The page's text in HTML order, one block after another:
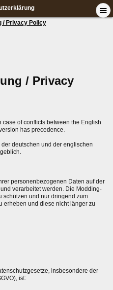
/ Privacy Policy
/ Privacy
of conflicts between the English
has precedence.
deutschen und der englischen
personenbezogenen Daten auf der
verarbeitet werden. Die Modding-
schützen und nur dringend zum
erheben und diese nicht länger zu
insbesondere der
ist: